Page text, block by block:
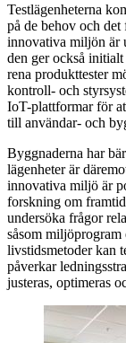
Testlägenheterna
på de behov och
innovativa miljön är
den ger också
rena produkttester
kontroll- och
IoT-plattformar för
till användar- och
Byggnaderna har
lägenheter är
innovativa miljö är
forskning om
undersöka frågor
såsom
livstidsmetoder kan
påverkar
justeras, optimeras